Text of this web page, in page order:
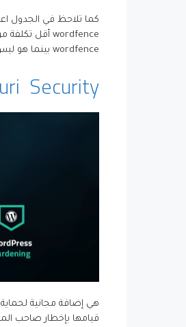
كما تلاحظ في الجدول
wordfence بينما هو ليس كذلك في إضافة sucuri security حيث يعتبر من الخدمات المدفوعة.
Security
هي إضافة مجانية
قيامها بإخطار صاحب